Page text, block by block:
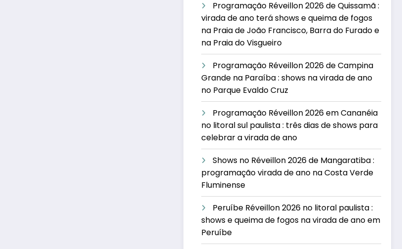
Programação Réveillon 2026 de Quissamã :
virada de ano terá shows e queima de fogos
na Praia de João Francisco, Barra do Furado e
na Praia do Visgueiro
Programação Réveillon 2026 de Campina
Grande na Paraíba : shows na virada de ano
no Parque Evaldo Cruz
Programação Réveillon 2026 em Cananéia
no litoral sul paulista : três dias de shows para
celebrar a virada de ano
Shows no Réveillon 2026 de Mangaratiba :
programação virada de ano na Costa Verde
Fluminense
Peruíbe Réveillon 2026 no litoral paulista :
shows e queima de fogos na virada de ano em
Peruíbe